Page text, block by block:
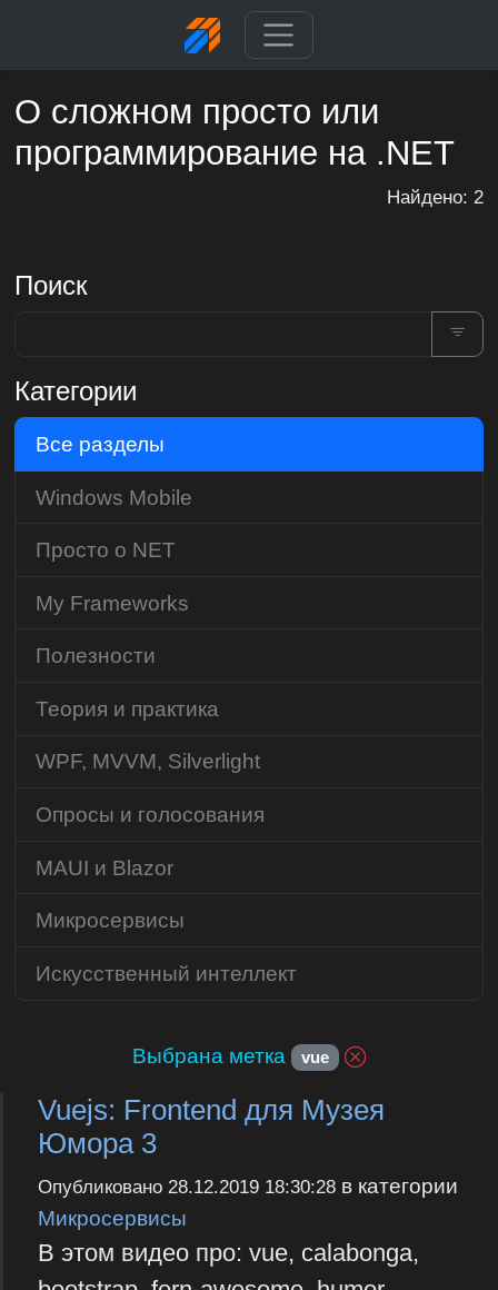
О сложном просто или
программирование на .NET
Найдено: 2
Выбрана метка vue
Vuejs: Frontend для Музея
Юмора 3
Опубликовано 28.12.2019 18:30:28в категории
Микросервисы
В этом видео про: vue, calabonga,
Поиск
Категории
Все разделы
Windows Mobile
Просто о NET
My Frameworks
Полезности
Теория и практика
WPF, MVVM, Silverlight
Опросы и голосования
MAUI и Blazor
Микросервисы
Искусственный интеллект